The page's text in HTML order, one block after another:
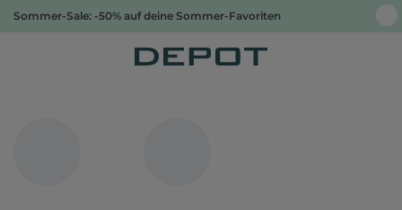
Sommer-Sale: -50% auf deine Sommer-Favoriten